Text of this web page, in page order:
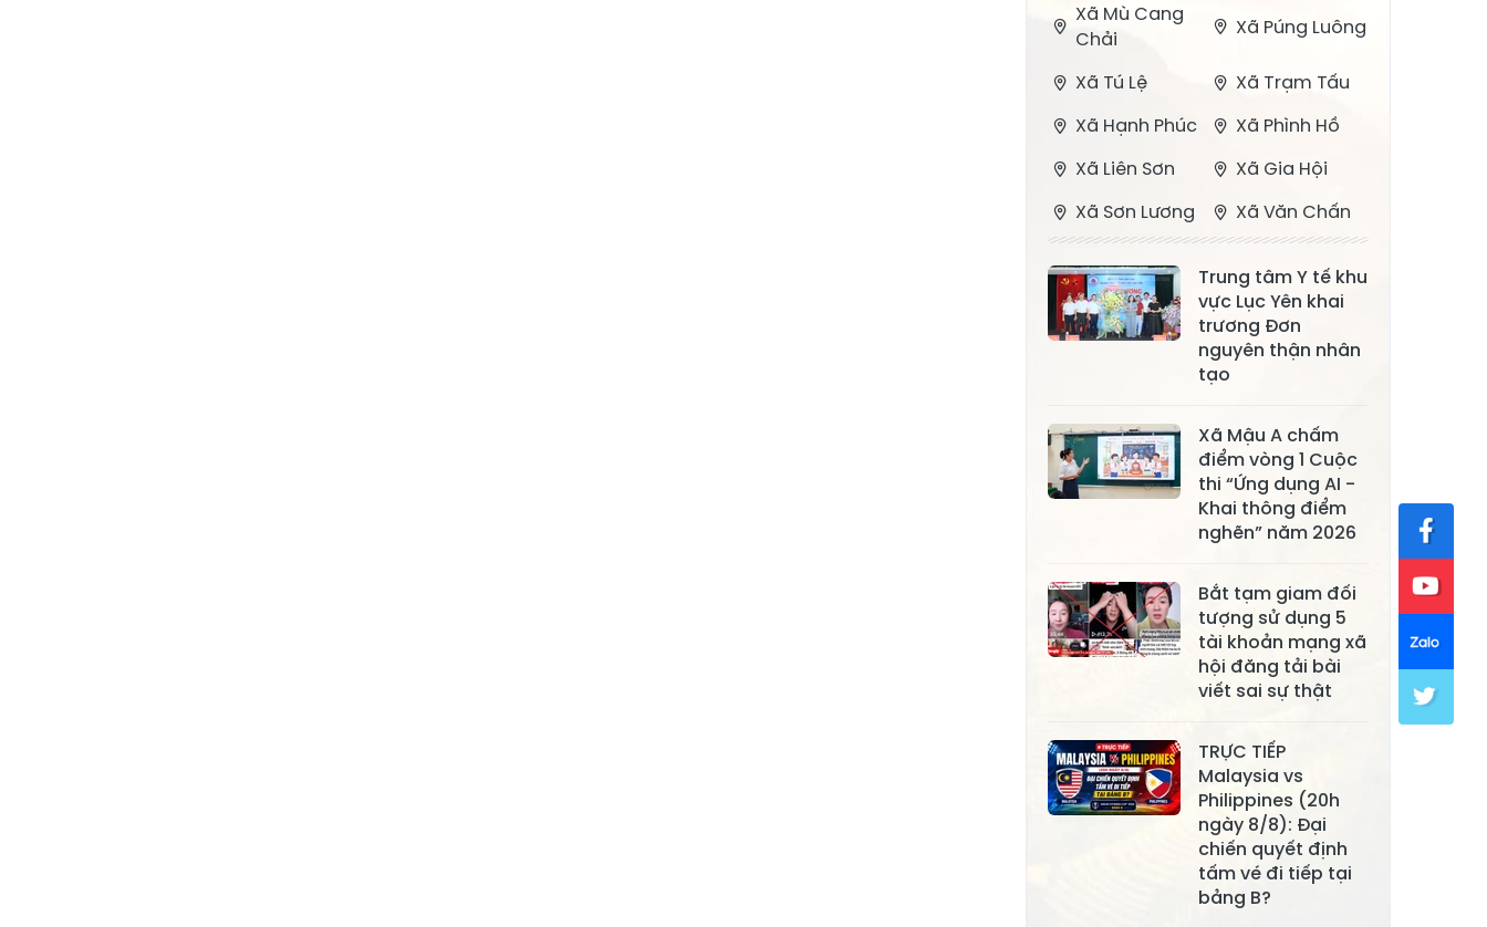
Xã Mù Cang
Chải
Xã Púng Luông
Xã Tú Lệ
Xã Trạm Tấu
Xã Hạnh Phúc
Xã Phình Hồ
Xã Liên Sơn
Xã Gia Hội
Xã Sơn Lương
Xã Văn Chấn
Bằng La
Xã Chấn Thịnh
Xã Nghĩa Tâm
Xã Phong Dụ
Hạ
Xã Đông
Cuông
Xã Tân Hợp
Xã Mậu A Xã Xuân Ái
Xã Lâm
Xã Lục Yên
Xã Tân Lĩnh
Xã Khánh Hòa
Xã Phúc Lợi
Xã Cảm Nhân
Xã Yên Thành
Xã Thác Bà
Xã Yên Bình
Xã Bảo Ái
Xã Hưng
Khánh
Xã Việt Hồng
Trung tâm Y tế khu
vực Lục Yên khai
trương Đơn
nguyên thận nhân
tạo
Xã Mậu A chấm
điểm vòng 1 Cuộc
thi “Ứng dụng AI -
Khai thông điểm
nghẽn” năm 2026
Bắt tạm giam đối
tượng sử dụng 5
tài khoản mạng xã
hội đăng tải bài
viết sai sự thật
TRỰC TIẾP
Malaysia vs
Philippines (20h
ngày 8/8): Đại
chiến quyết định
tấm vé đi tiếp tại
bảng B?